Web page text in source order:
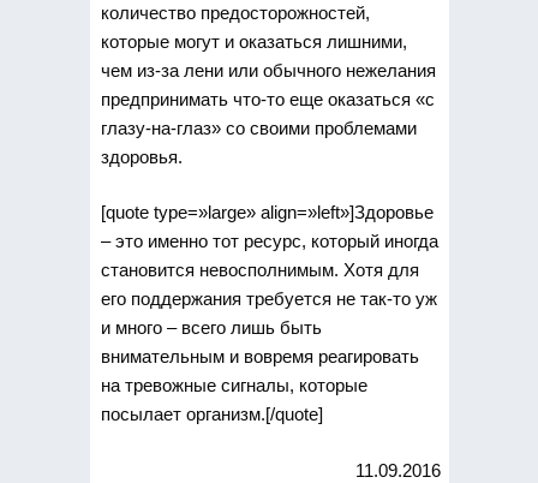
количество предосторожностей,
которые могут и оказаться лишними,
чем из-за лени или обычного нежелания
предпринимать что-то еще оказаться «с
глазу-на-глаз» со своими проблемами
здоровья.
[quote type=»large» align=»left»]Здоровье
– это именно тот ресурс, который иногда
становится невосполнимым. Хотя для
его поддержания требуется не так-то уж
и много – всего лишь быть
внимательным и вовремя реагировать
на тревожные сигналы, которые
посылает организм.[/quote]
11.09.2016